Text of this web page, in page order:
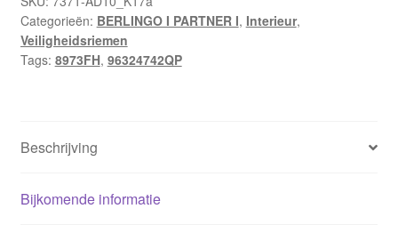
Categorieën: BERLINGO I PARTNER I, Interieur,
Veiligheidsriemen
Tags: 8973FH, 96324742QP
Beschrijving
Bijkomende informatie